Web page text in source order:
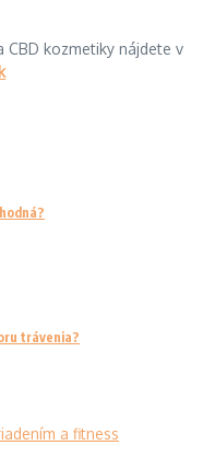
CBD kozmetiky nájdete v
trávenia?